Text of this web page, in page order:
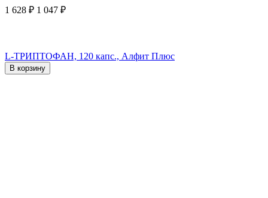
1 628 ₽ 1 047 ₽
L-ТРИПТОФАН, 120 капс., Алфит Плюс
В корзину